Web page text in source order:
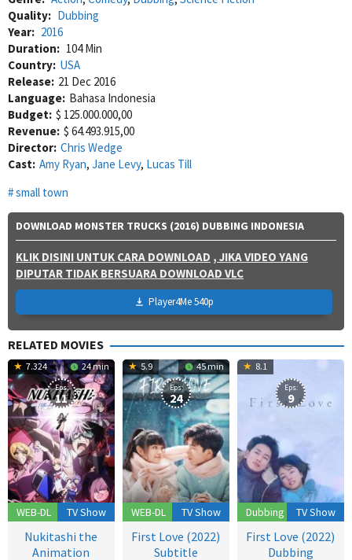
Quality: Dubbing
Year: 2016
Duration: 104 Min
Country: USA
Release: 21 Dec 2016
Language: Bahasa Indonesia
Budget: $ 125.000.000,00
Revenue: $ 64.493.915,00
Director: Chris Wedge
Cast: Amy Ryan, Jane Levy, Lucas Till
small town
DOWNLOAD MONSTER TRUCKS (2016) DUBBING INDONESIA
KLIK DISINI UNTUK CARA DOWNLOAD , JIKA VIDEO YANG
DIPUTAR TIDAK BERSUARA DOWNLOAD VLC
Player4Me 540p
RELATED MOVIES
7.324 24 min
WEB-DL
Eps:
11
TV Show
Nukitashi the
Animation
5.9 45 min
WEB-DL
Eps:
24
TV Show
First Love (2022)
Subtitle
8.1
Dubbing
Eps:
9
TV Show
First Love (2022)
Dubbing